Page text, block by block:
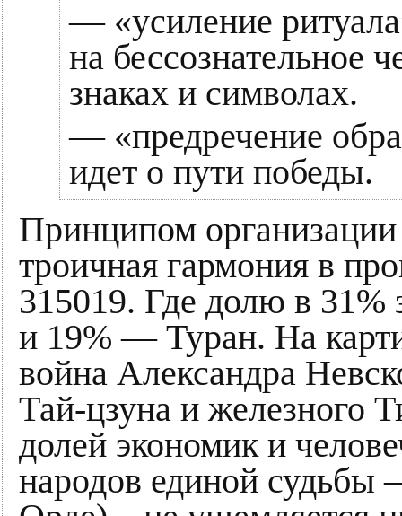
— «усиление
на бессознательное
знаках и символах.
— «предречение
идет о пути победы.
Принципом
троичная гармония в
315019. Где долю в
и 19% — Туран. На
война Александра
Тай-цзуна и железного
долей экономик и
народов единой судьбы